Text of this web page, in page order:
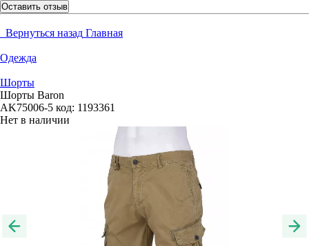
Оставить отзыв
Вернуться назад Главная
Одежда
Шорты
Шорты Baron
AK75006-5 код: 1193361
Нет в наличии